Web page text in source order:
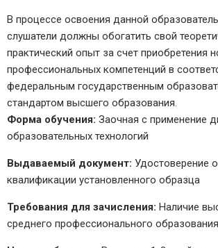
В процессе освоения данной
слушатели должны обогатить свой
практический опыт за счет приобретения
профессиональных компетенций в
федеральным государственным
стандартом высшего образования.
Форма обучения: Заочная с применение
образовательных технологий
Выдаваемый документ: Удостоверение
квалификации установленного образца
Требования для зачисления: Наличие
среднего профессионального образования